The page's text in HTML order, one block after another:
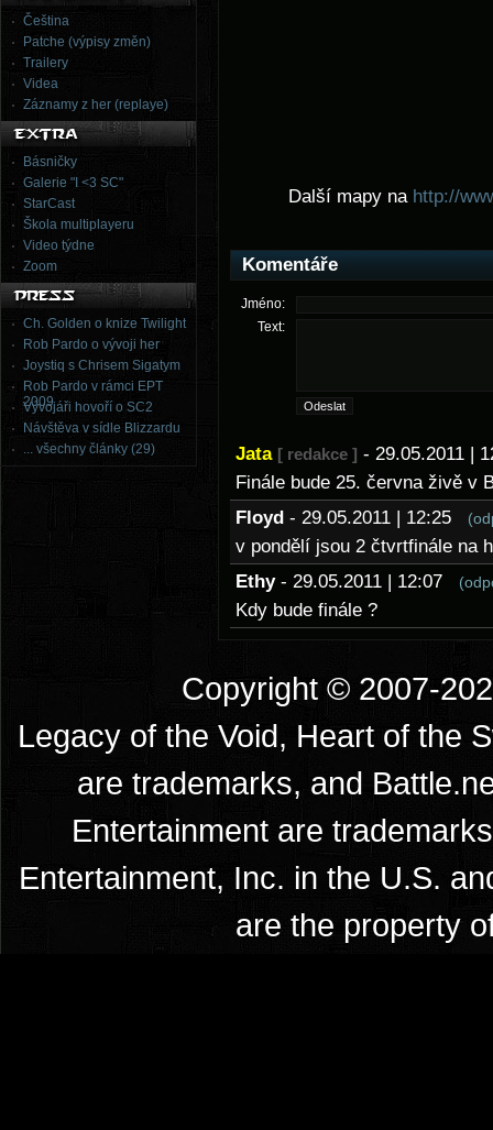
Čeština
Patche (výpisy změn)
Trailery
Videa
Záznamy z her (replaye)
Básničky
Galerie "I <3 SC"
StarCast
Škola multiplayeru
Video týdne
Zoom
Ch. Golden o knize Twilight
Rob Pardo o vývoji her
Joystiq s Chrisem Sigatym
Rob Pardo v rámci EPT
2009
Vývojáři hovoří o SC2
Návštěva v sídle Blizzardu
... všechny články (29)
Další mapy na http://
Komentáře
Jméno:
Text:
Jata [ redakce ] - 29.05.2011 |
Finále bude 25. června živě v
Floyd - 29.05.2011 | 12:25
v pondělí jsou 2 čtvrtfinále na
Ethy - 29.05.2011 | 12:07
Kdy bude finále ?
Copyright © 2007-
Legacy of the Void, Heart of the
are trademarks, and
Entertainment are
Entertainment, Inc. in the U.S.
are the property